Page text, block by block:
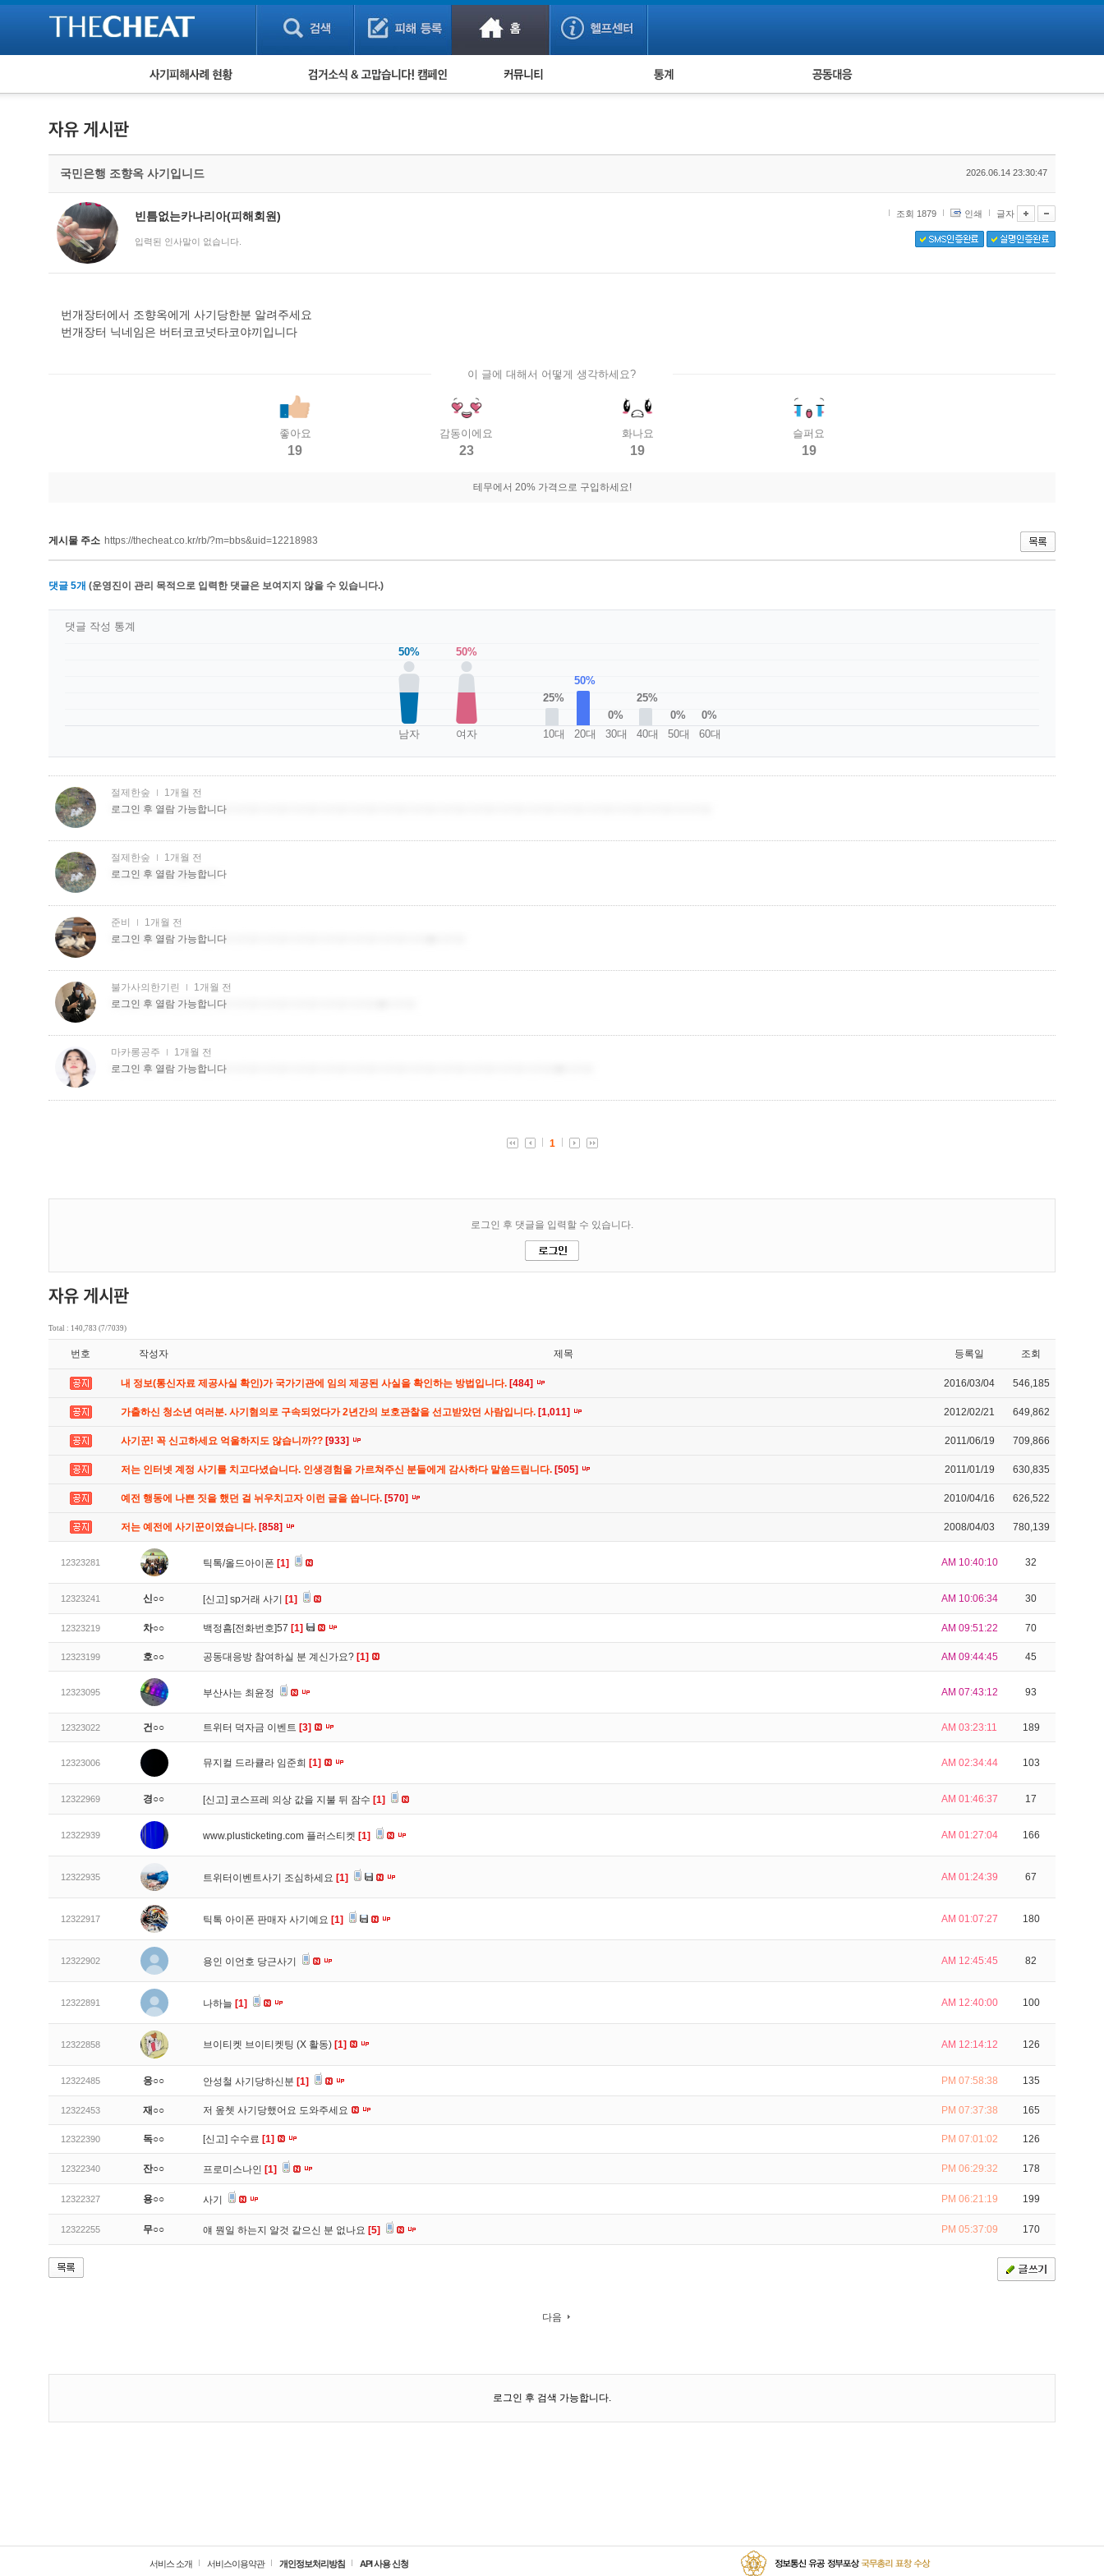
피해사례 현황
보이스피싱 피해사례
유해사이트 목록
비공개 피해사례
워킹홀리데이 피해사례
검거 소식 사기 예방했어요! 누적 피해사례 통계 피해자 공동대응
국민은행 조향옥 사기입니드 2026.06.14 23:30:47
빈틈없는카나리아(피해회원)
입력된 인사말이 없습니다.
조회 1879 인쇄 글자
번개장터에서 조향옥에게 사기당한분 알려주세요
번개장터 닉네임은 버터코코넛타코야끼입니다
이 글에 대해서 어떻게 생각하세요?
좋아요
19
감동이에요
23
화나요
19
슬퍼요
19
테무에서 20% 가격으로 구입하세요!
게시물 주소 https://thecheat.co.kr/rb/?m=bbs&uid=12218983
댓글 5개 (운영진이 관리 목적으로 입력한 댓글은 보여지지 않을 수 있습니다.)
50%
남자
50%
여자
25%
10대
50%
20대
0%
30대
25%
40대
0%
50대
0%
60대
댓글 작성 통계
Total : 140,783 (7/7039)
번호 작성자 제목 등록일 조회
내 정보(통신자료 제공사실 확인)가 국가기관에 임의 제공된 사실을 확인하는 방법입니다. [484] 2016/03/04 546,185
가출하신 청소년 여러분. 사기혐의로 구속되었다가 2년간의 보호관찰을 선고받았던 사람입니다. [1,011] 2012/02/21 649,862
사기꾼! 꼭 신고하세요 억울하지도 않습니까?? [933] 2011/06/19 709,866
저는 인터넷 계정 사기를 치고다녔습니다. 인생경험을 가르쳐주신 분들에게 감사하다 말씀드립니다. [505] 2011/01/19 630,835
예전 행동에 나쁜 짓을 했던 걸 뉘우치고자 이런 글을 씁니다. [570] 2010/04/16 626,522
저는 예전에 사기꾼이였습니다. [858] 2008/04/03 780,139
12323281 틱톡/올드아이폰 [1] AM 10:40:10 32
12323241 신○○ [신고] sp거래 사기 [1] AM 10:06:34 30
12323219 차○○ 백정흠[전화번호]57 [1] AM 09:51:22 70
12323199 호○○ 공동대응방 참여하실 분 계신가요? [1] AM 09:44:45 45
12323095 부산사는 최윤정 AM 07:43:12 93
12323022 건○○ 트위터 덕자금 이벤트 [3] AM 03:23:11 189
12323006 뮤지컬 드라큘라 임준희 [1] AM 02:34:44 103
12322969 경○○ [신고] 코스프레 의상 값을 지불 뒤 잠수 [1] AM 01:46:37 17
12322939 www.plusticketing.com 플러스티켓 [1] AM 01:27:04 166
12322935 트위터이벤트사기 조심하세요 [1] AM 01:24:39 67
12322917 틱톡 아이폰 판매자 사기예요 [1] AM 01:07:27 180
12322902 용인 이언호 당근사기 AM 12:45:45 82
12322891 나하늘 [1] AM 12:40:00 100
12322858 브이티켓 브이티켓팅 (X 활동) [1] AM 12:14:12 126
12322485 응○○ 안성철 사기당하신분 [1] PM 07:58:38 135
12322453 재○○ 저 옾쳇 사기당했어요 도와주세요 PM 07:37:38 165
12322390 독○○ [신고] 수수료 [1] PM 07:01:02 126
12322340 잔○○ 프로미스나인 [1] PM 06:29:32 178
12322327 용○○ 사기 PM 06:21:19 199
12322255 무○○ 얘 뭔일 하는지 알것 같으신 분 없나요 [5] PM 05:37:09 170
다음
로그인 후 검색 가능합니다.
서비스 소개 서비스이용약관 개인정보처리방침 API 사용 신청